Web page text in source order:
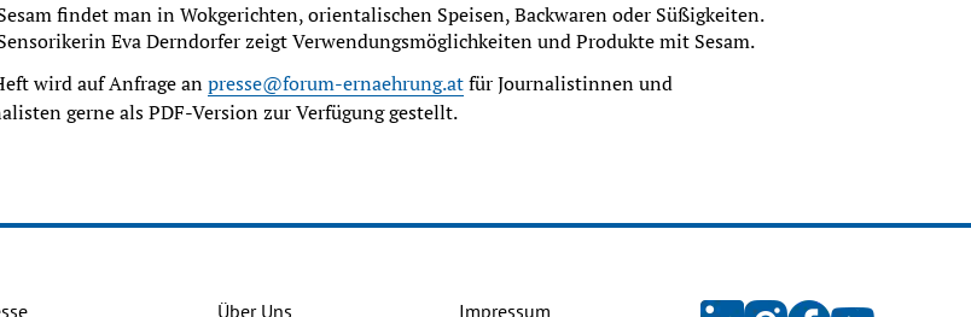
findet man in Wokgerichten, orientalischen Speisen, Backwaren oder Süßigkeiten.
Eva Derndorfer zeigt Verwendungsmöglichkeiten und Produkte mit Sesam.
wird auf Anfrage an presse@forum-ernaehrung.at für Journalistinnen und
gerne als PDF-Version zur Verfügung gestellt.
Über Uns Impressum